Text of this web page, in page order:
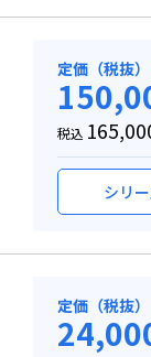
定価（税抜）
税込
シリ
定価（税抜）